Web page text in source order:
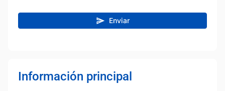
Enviar
Información principal